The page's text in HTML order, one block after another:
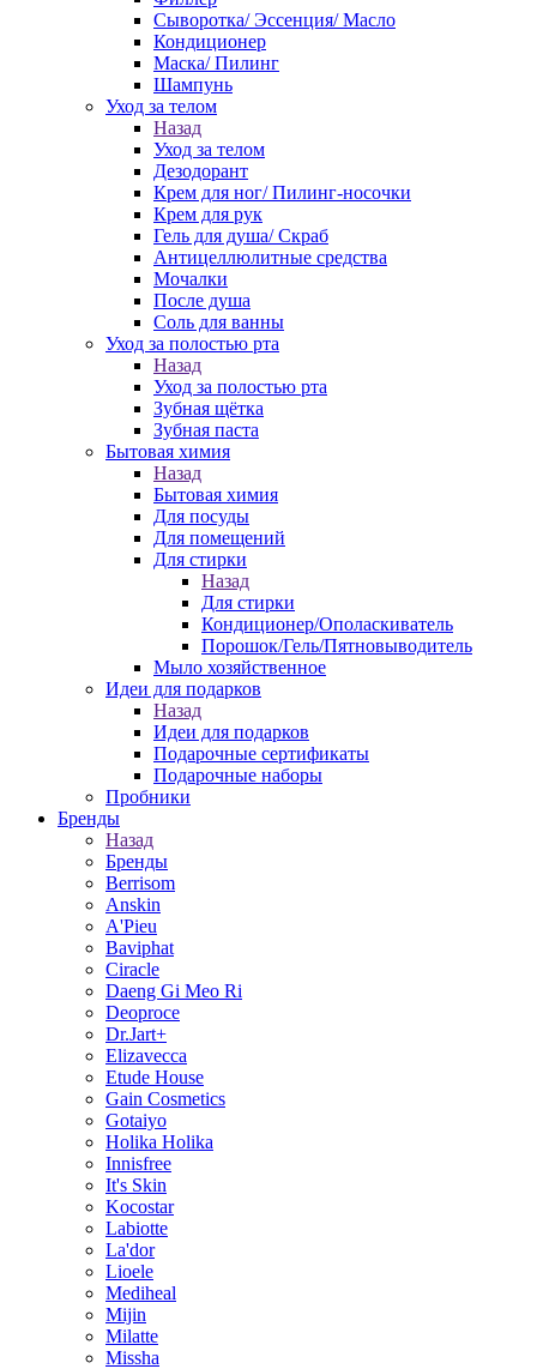
Сыворотка/ Эссенция/ Масло
Кондиционер
Маска/ Пилинг
Шампунь
Уход за телом
Назад
Уход за телом
Дезодорант
Крем для ног/ Пилинг-носочки
Крем для рук
Гель для душа/ Скраб
Антицеллюлитные средства
Мочалки
После душа
Соль для ванны
Уход за полостью рта
Назад
Уход за полостью рта
Зубная щётка
Зубная паста
Бытовая химия
Назад
Бытовая химия
Для посуды
Для помещений
Для стирки
Назад
Для стирки
Кондиционер/Ополаскиватель
Порошок/Гель/Пятновыводитель
Мыло хозяйственное
Идеи для подарков
Назад
Идеи для подарков
Подарочные сертификаты
Подарочные наборы
Пробники
Бренды
Назад
Бренды
Berrisom
Anskin
A'Pieu
Baviphat
Ciracle
Daeng Gi Meo Ri
Deoproce
Dr.Jart+
Elizavecca
Etude House
Gain Cosmetics
Gotaiyo
Holika Holika
Innisfree
It's Skin
Kocostar
Labiotte
La'dor
Lioele
Mediheal
Mijin
Milatte
Missha